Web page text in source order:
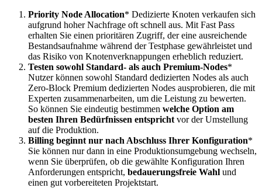
Priority Node Allocation* Dedizierte Knoten verkaufen sich
aufgrund hoher Nachfrage oft schnell aus. Mit Fast Pass
erhalten Sie einen prioritären Zugriff, der eine ausreichende
Bestandsaufnahme während der Testphase gewährleistet und
das Risiko von Knotenverknappungen erheblich reduziert.
Testen sowohl Standard- als auch Premium-Nodes*
Nutzer können sowohl Standard dedizierten Nodes als auch
Zero-Block Premium dedizierten Nodes ausprobieren, die mit
Experten zusammenarbeiten, um die Leistung zu bewerten.
So können Sie eindeutig bestimmen welche Option am
besten Ihren Bedürfnissen entspricht vor der Umstellung
auf die Produktion.
Billing beginnt nur nach Abschluss Ihrer Konfiguration*
Sie können nur dann in eine Produktionsumgebung wechseln,
wenn Sie überprüfen, ob die gewählte Konfiguration Ihren
Anforderungen entspricht, bedauerungsfreie Wahl und
einen gut vorbereiteten Projektstart.